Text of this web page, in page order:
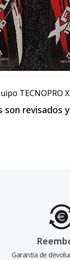
TECNOPRO
son
Garantía de